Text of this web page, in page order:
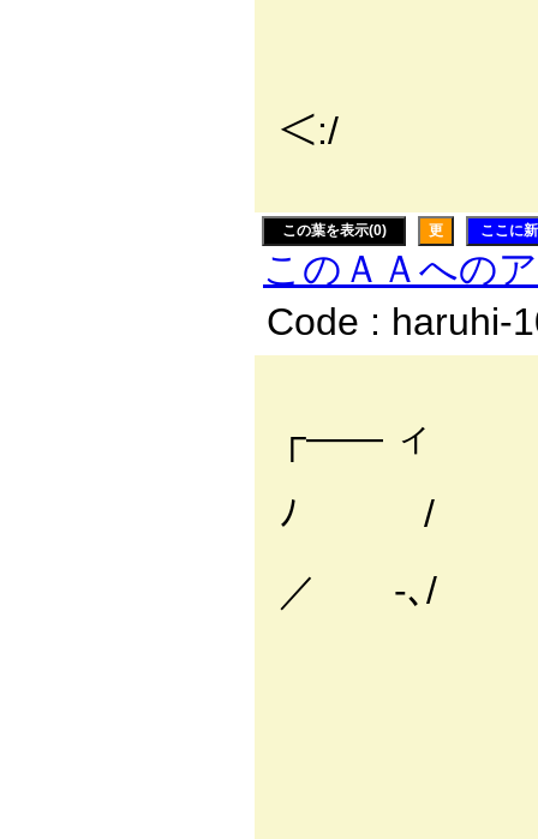
＜
この葉を表示(0) 更 ここに
このＡＡへの
Code : haruhi-
┌―― ィ
ﾉ /
／ -､/